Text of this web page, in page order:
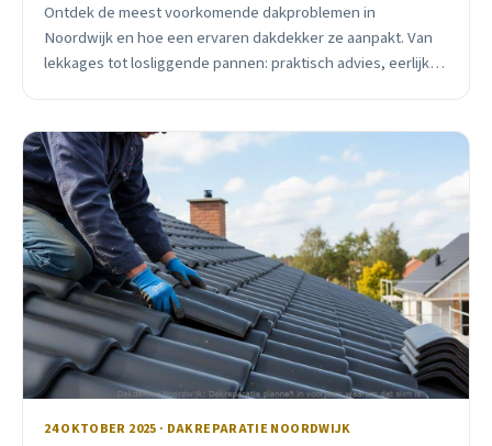
Ontdek de meest voorkomende dakproblemen in
Noordwijk en hoe een ervaren dakdekker ze aanpakt. Van
lekkages tot losliggende pannen: praktisch advies, eerlijke
24 OKTOBER 2025 · DAKREPARATIE NOORDWIJK